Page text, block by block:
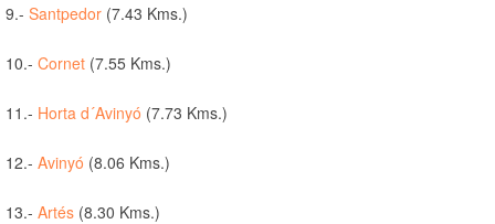
9.- Santpedor (7.43 Kms.)
10.- Cornet (7.55 Kms.)
11.- Horta d´Avinyó (7.73 Kms.)
12.- Avinyó (8.06 Kms.)
13.- Artés (8.30 Kms.)